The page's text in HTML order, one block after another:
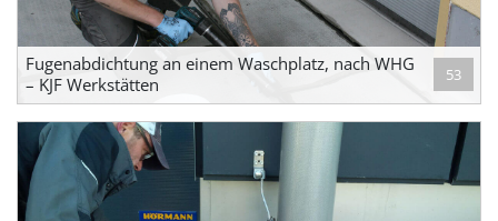
Fugenabdichtung an einem Waschplatz, nach WHG
– KJF Werkstätten
53